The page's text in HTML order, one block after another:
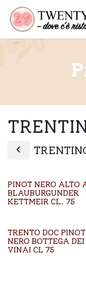
Passa al contenuto
PINOT NERO ALTO
BLAUBURGUNDER
KETTMEIR CL. 75
TRENTO DOC PINOT
NERO BOTTEGA DEI
VINAI CL 75